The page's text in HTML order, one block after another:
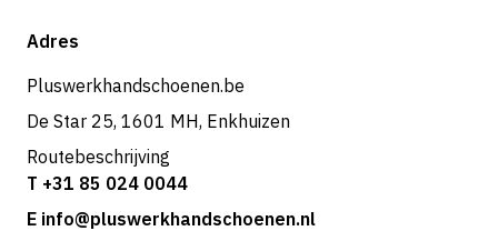
Retouren & service
Shop
Adres
Pluswerkhandschoenen.be
De Star 25, 1601 MH, Enkhuizen
Routebeschrijving
T +31 85 024 0044
E info@pluswerkhandschoenen.nl